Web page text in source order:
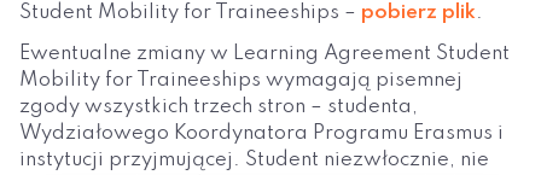
Student Mobility for Traineeships – pobierz plik.
Ewentualne zmiany w Learning Agreement Student
Mobility for Traineeships wymagają pisemnej
zgody wszystkich trzech stron – studenta,
Wydziałowego Koordynatora Programu Erasmus i
instytucji przyjmującej. Student niezwłocznie, nie